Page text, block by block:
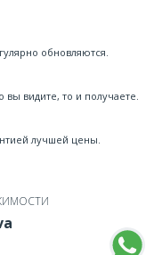
обновляются.
вы видите, то и получаете.
лучшей цены.